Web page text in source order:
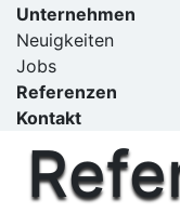
Unternehmen
Neuigkeiten
Jobs
Referenzen
Kontakt